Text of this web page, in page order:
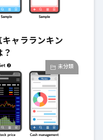
ャラランキン
未分類